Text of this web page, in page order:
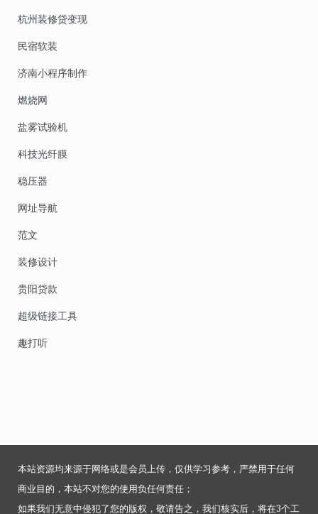
杭州装修贷变现
民宿软装
济南小程序制作
燃烧网
盐雾试验机
科技光纤膜
稳压器
网址导航
范文
装修设计
贵阳贷款
超级链接工具
趣打听
本站资源均来源于网络或是会员上传，仅供学习参考，严禁用于任何
商业目的，本站不对您的使用负任何责任；
如果我们无意中侵犯了您的版权，敬请告之，我们核实后，将在3个工